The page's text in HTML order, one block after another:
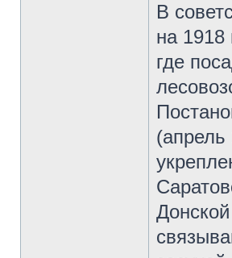
В
на 1918
где
(апрель